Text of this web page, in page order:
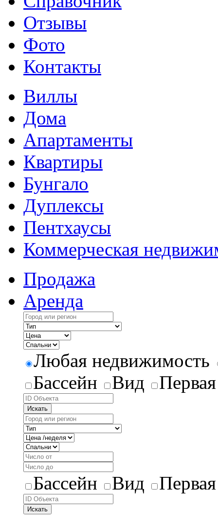
Отзывы
Фото
Контакты
Виллы
Дома
Апартаменты
Квартиры
Бунгало
Дуплексы
Пентхаусы
Коммерческая
Продажа
Аренда
Любая недвижимость
Бассейн
Вид
Искать
Бассейн Вид
Искать